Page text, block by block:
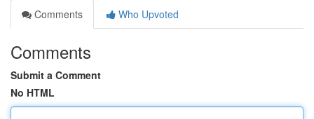
Comments
Who Upvoted
Comments
Submit a Comment
No HTML